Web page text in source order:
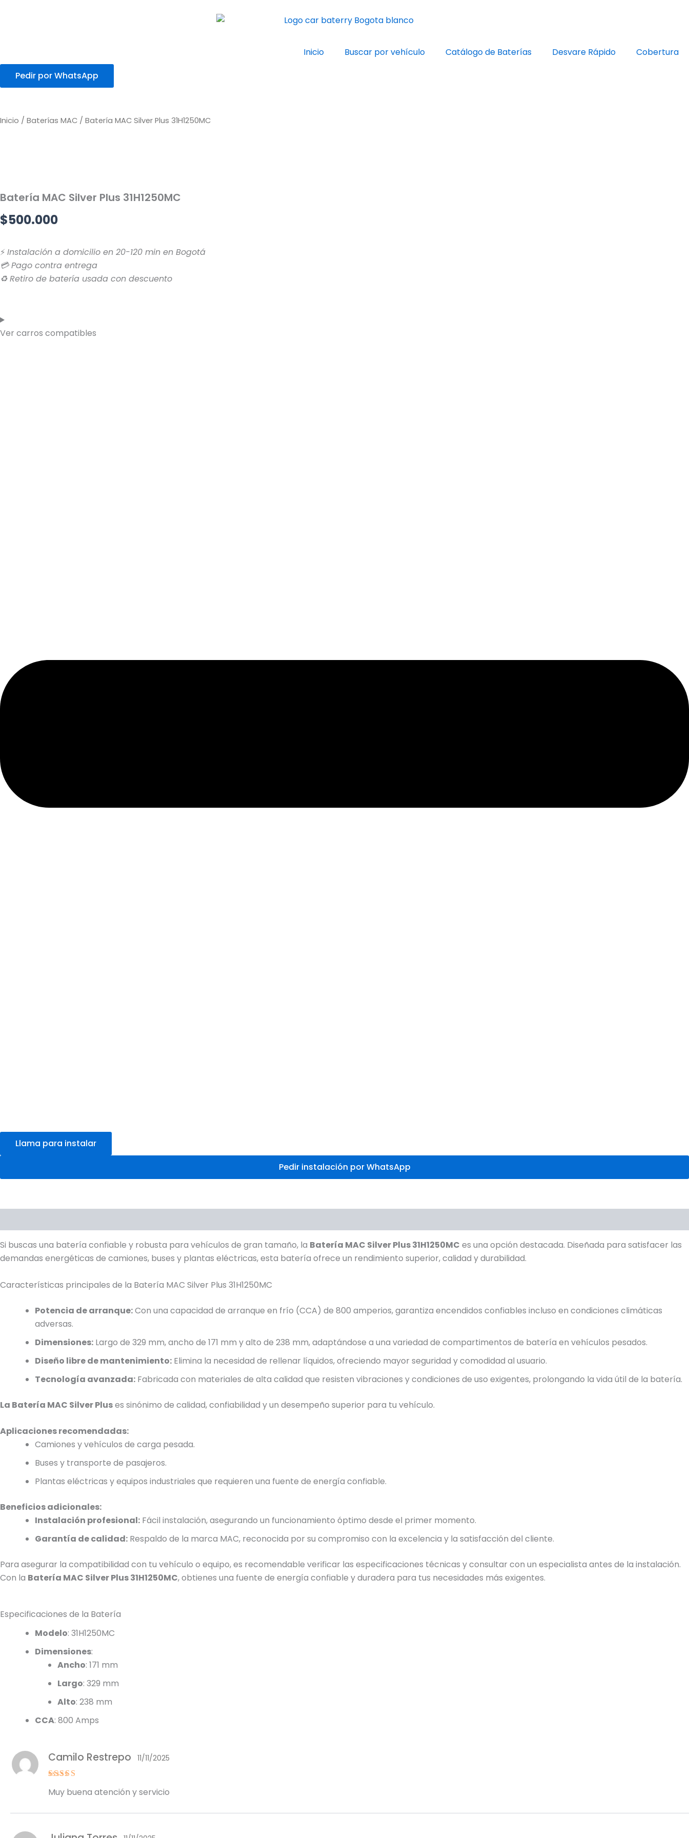
Inicio
Buscar por vehículo Catálogo de Baterías Desvare Rápido
Cobertura
Pedir por WhatsApp
Inicio / Baterías MAC / Batería MAC Silver Plus 31H1250MC
Batería MAC Silver Plus 31H1250MC
$500.000
⚡Instalación a domicilio en 20-120 min en Bogotá
💳 Pago contra entrega
♻ Retiro de batería usada con descuento
Ver carros compatibles
Llama para instalar
Pedir instalación por WhatsApp
Si buscas una batería confiable y robusta para vehículos de gran tamaño, la Batería MAC Silver Plus 31H1250MC es una opción destacada. Diseñada para satisfacer las
demandas energéticas de camiones, buses y plantas eléctricas, esta batería ofrece un rendimiento superior, calidad y durabilidad.
Características principales de la Batería MAC Silver Plus 31H1250MC
Potencia de arranque:Con una capacidad de arranque en frío (CCA) de 800 amperios, garantiza encendidos confiables incluso en condiciones climáticas
adversas.
Dimensiones: Largo de 329 mm, ancho de 171 mm y alto de 238 mm, adaptándose a una variedad de compartimentos de batería en vehículos pesados.
Diseño libre de mantenimiento: Elimina la necesidad de rellenar líquidos, ofreciendo mayor seguridad y comodidad al usuario.
Tecnología avanzada: Fabricada con materiales de alta calidad que resisten vibraciones y condiciones de uso exigentes, prolongando la vida útil de la batería.
La Batería MAC Silver Pluses sinónimo de calidad, confiabilidad y un desempeño superior para tu vehículo.
Aplicaciones recomendadas:
Camiones y vehículos de carga pesada.
Buses y transporte de pasajeros.
Plantas eléctricas y equipos industriales que requieren una fuente de energía confiable.
Beneficios adicionales:
Instalación profesional: Fácil instalación, asegurando un funcionamiento óptimo desde el primer momento.
Garantía de calidad: Respaldo de la marca MAC, reconocida por su compromiso con la excelencia y la satisfacción del cliente.
Para asegurar la compatibilidad con tu vehículo o equipo, es recomendable verificar las especificaciones técnicas y consultar con un especialista antes de la instalación.
Con la Batería MAC Silver Plus 31H1250MC, obtienes una fuente de energía confiable y duradera para tus necesidades más exigentes.
Especificaciones de la Batería
Modelo: 31H1250MC
Dimensiones:
Ancho: 171 mm
Largo: 329 mm
Alto: 238 mm
CCA: 800 Amps
con 5de 5
Camilo Restrepo 11/11/2025
Muy buena atención y servicio